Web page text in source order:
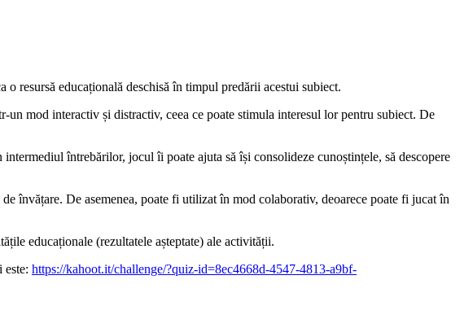
resursă educațională deschisă în timpul predării acestui subiect.
mod interactiv și distractiv, ceea ce poate stimula interesul lor pentru subiect. De
întrebărilor, jocul îi poate ajuta să își consolideze cunoștințele, să descopere
învățare. De asemenea, poate fi utilizat în mod colaborativ, deoarece poate fi jucat în
educaționale (rezultatele așteptate) ale activității.
este: https://kahoot.it/challenge/?quiz-id=8ec4668d-4547-4813-a9bf-